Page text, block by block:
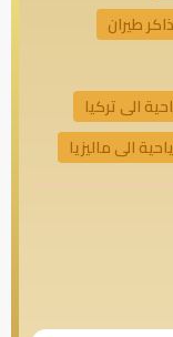
طيران
الى تركيا
الى ماليزيا